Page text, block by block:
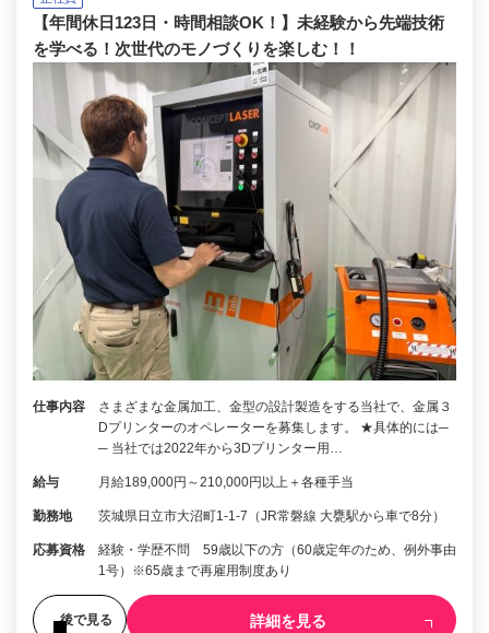
【年間休日123日・時間相談OK！】未経験から先端技術
を学べる！次世代のモノづくりを楽しむ！！
仕事内容
さまざまな金属加工、金型の設計製造をする当社で、金属３
Dプリンターのオペレーターを募集します。 ★具体的には─
─ 当社では2022年から3Dプリンター用…
給与 月給189,000円～210,000円以上＋各種手当
勤務地 茨城県日立市大沼町1-1-7（JR常磐線 大甕駅から車で8分）
応募資格
経験・学歴不問 59歳以下の方（60歳定年のため、例外事由
1号）※65歳まで再雇用制度あり
後で見る 詳細を見る